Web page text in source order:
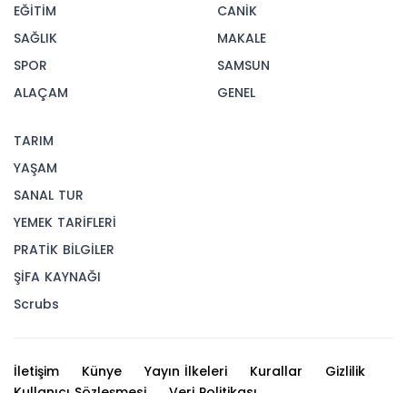
EĞİTİM
SAĞLIK
SPOR
ALAÇAM
CANİK
MAKALE
SAMSUN
GENEL
TARIM
YAŞAM
SANAL TUR
YEMEK TARİFLERİ
PRATİK BİLGİLER
ŞİFA KAYNAĞI
Scrubs
İletişim Künye Yayın İlkeleri Kurallar
Gizlilik